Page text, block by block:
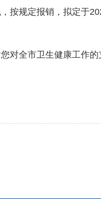
按规定报销，拟定于
全市卫生健康工作的